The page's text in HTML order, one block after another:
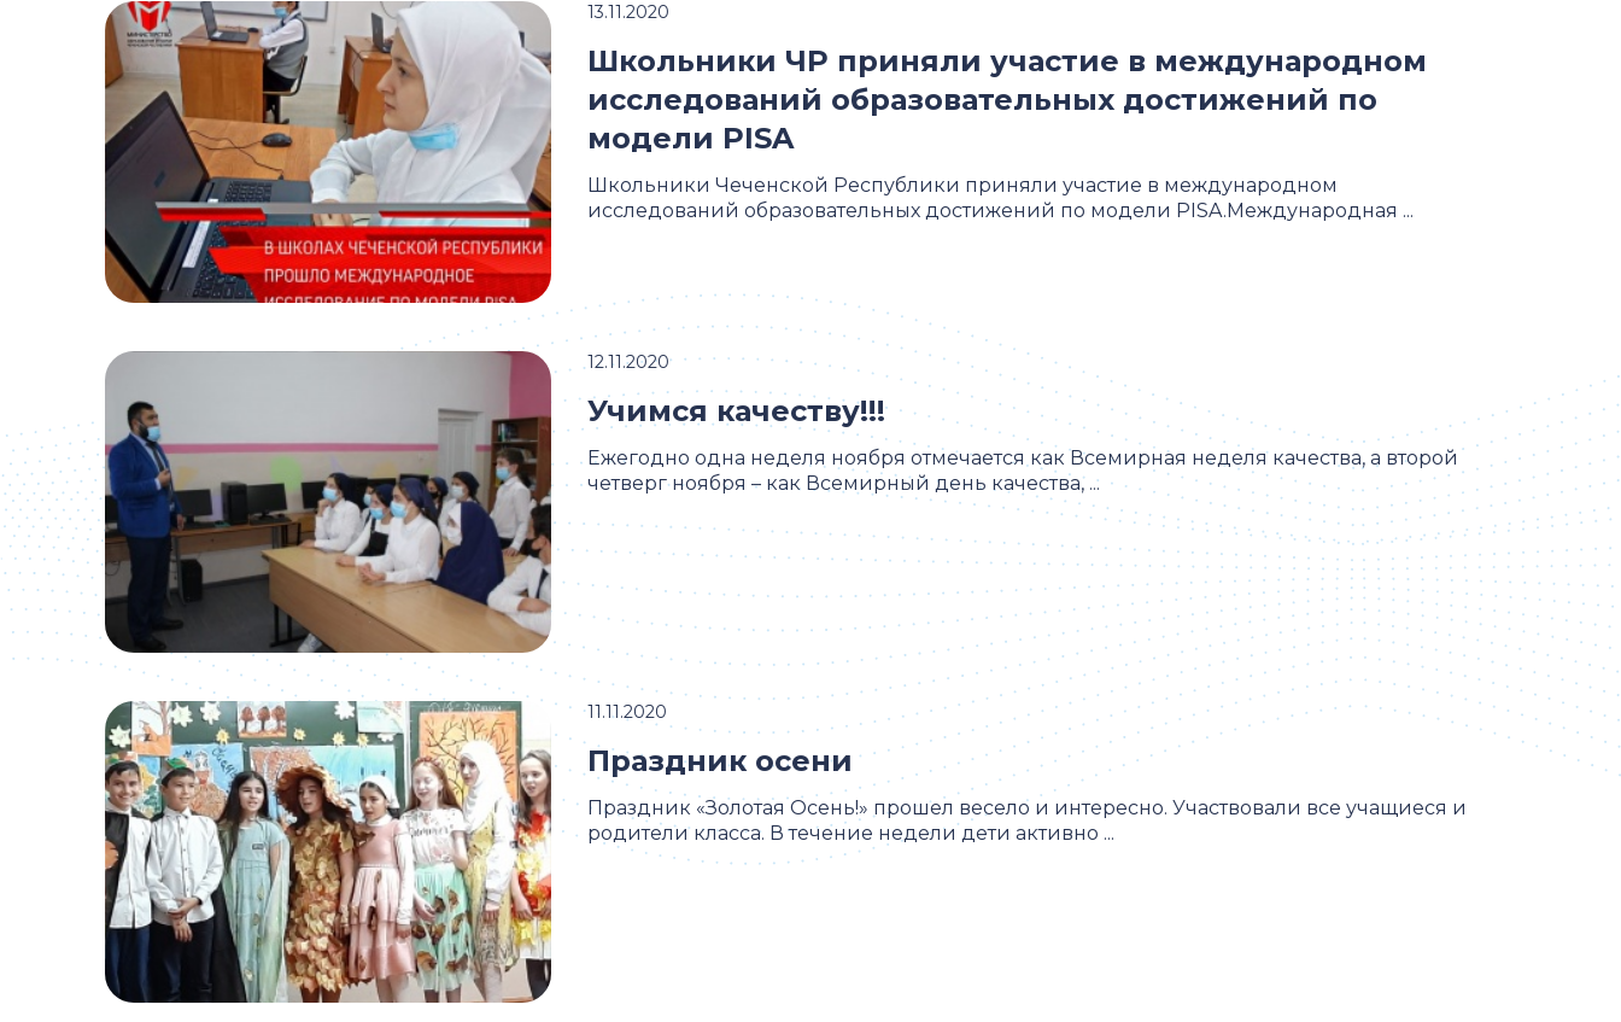
Школьники Чеченской Республики приняли участие в международном
исследований образовательных достижений по модели PISA.Международная ...
Школьники ЧР приняли участие в международном
исследований образовательных достижений по
модели PISA
13.11.2020
Ежегодно одна неделя ноября отмечается как Всемирная неделя качества, а второй
четверг ноября – как Всемирный день качества, ...
Учимся качеству!!!
12.11.2020
Праздник «Золотая Осень!» прошел весело и интересно. Участвовали все учащиеся и
родители класса. В течение недели дети активно ...
Праздник осени
11.11.2020